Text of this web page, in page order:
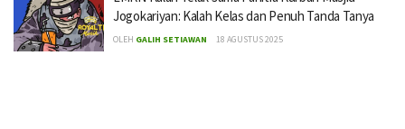
Jogokariyan: Kalah Kelas dan Penuh Tanda Tanya
OLEH GALIH SETIAWAN 18 AGUSTUS 2025